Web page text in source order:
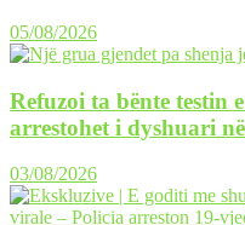
05/08/2026
Refuzoi ta bënte testin
arrestohet i dyshuari
03/08/2026